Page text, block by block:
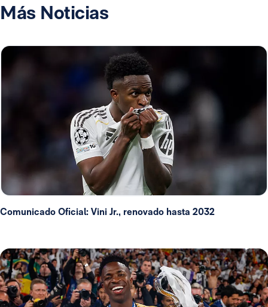
Más Noticias
Comunicado Oficial: Vini Jr., renovado hasta 2032